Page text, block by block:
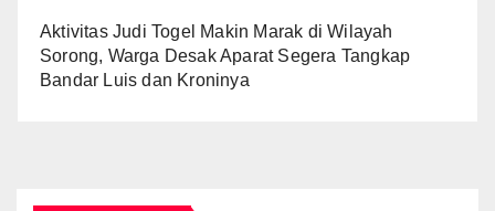
Aktivitas Judi Togel Makin Marak di Wilayah
Sorong, Warga Desak Aparat Segera Tangkap
Bandar Luis dan Kroninya